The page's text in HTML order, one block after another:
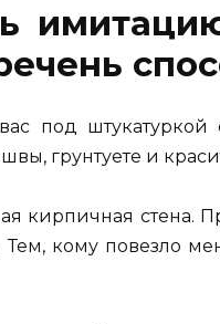
под штукатуркой
грунтуете и
кирпичная стена.
Тем, кому повезло